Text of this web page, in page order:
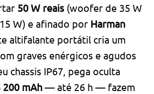
50 W reais (woofer de 35 W
W) e afinado por Harman
altifalante portátil cria um
graves enérgicos e agudos
chassis IP67, pega oculta
mAh — até 26 h — fazem